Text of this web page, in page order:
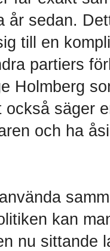
år sedan.
till en
partiers
Holmberg
också säger
och ha
kan
nu sittande